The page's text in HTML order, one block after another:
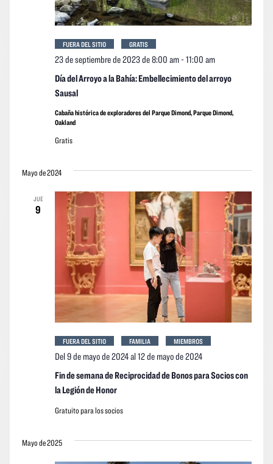
Día del Arroyo a la Bahía: Embellecimiento del arroyo
Sausal
23 de septiembre de 2023 de 8:00 am-11:00 am
FUERA DEL SITIO GRATIS
Cabaña histórica de exploradores del Parque Dimond, Parque Dimond,
Oakland
Gratis
Mayo de 2024
JUE
9
Fin de semana de Reciprocidad de Bonos para Socios con
la Legión de Honor
Del 9 de mayo de 2024al12 de mayo de 2024
FUERA DEL SITIO FAMILIA MIEMBROS
Gratuito para los socios
Mayo de 2025